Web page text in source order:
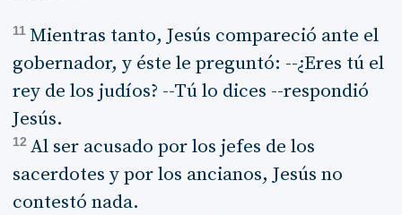
11 Mientras tanto, Jesús compareció ante el
gobernador, y éste le preguntó: --¿Eres tú el
rey de los judíos? --Tú lo dices --respondió
Jesús.
12 Al ser acusado por los jefes de los
sacerdotes y por los ancianos, Jesús no
contestó nada.